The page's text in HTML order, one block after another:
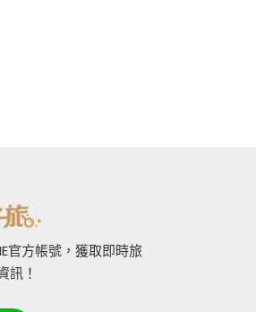
官方帳號，獲取即時旅
訊！